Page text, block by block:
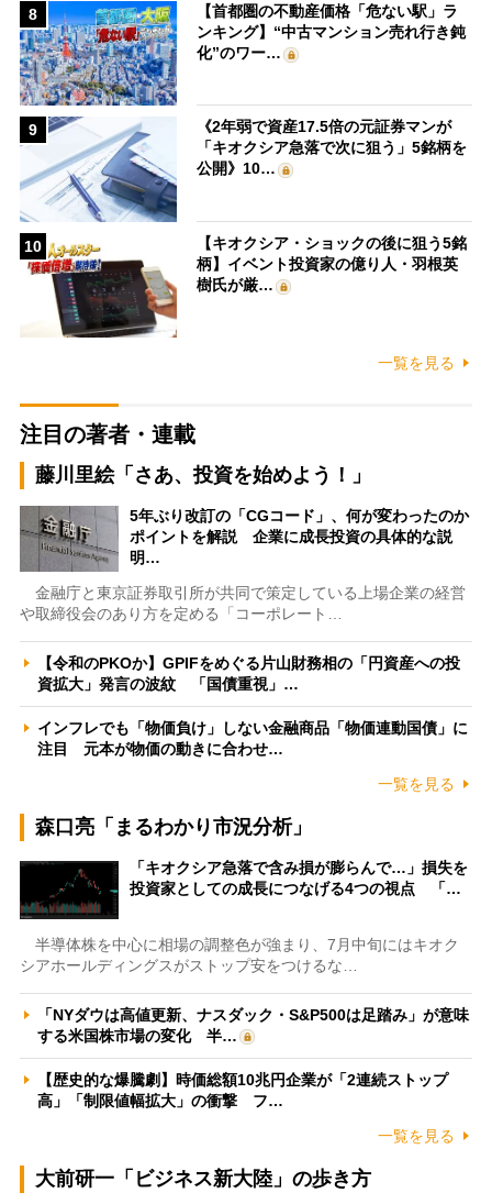
8
【首都圏の不動産価格「危ない駅」ラ
ンキング】“中古マンション売れ行き鈍
化”のワー…
9
《2年弱で資産17.5倍の元証券マンが
「キオクシア急落で次に狙う」5銘柄を
公開》10…
10
【キオクシア・ショックの後に狙う5銘
柄】イベント投資家の億り人・羽根英
樹氏が厳…
一覧を見る
注目の著者・連載
藤川里絵「さあ、投資を始めよう！」
5年ぶり改訂の「CGコード」、何が変わったのか
ポイントを解説 企業に成長投資の具体的な説
明…
金融庁と東京証券取引所が共同で策定している上場企業の経営
や取締役会のあり方を定める「コーポレート…
【令和のPKOか】GPIFをめぐる片山財務相の「円資産への投
資拡大」発言の波紋 「国債重視」…
インフレでも「物価負け」しない金融商品「物価連動国債」に
注目 元本が物価の動きに合わせ…
一覧を見る
森口亮「まるわかり市況分析」
「キオクシア急落で含み損が膨らんで…」損失を
投資家としての成長につなげる4つの視点 「…
半導体株を中心に相場の調整色が強まり、7月中旬にはキオク
シアホールディングスがストップ安をつけるな…
「NYダウは高値更新、ナスダック・S&P500は足踏み」が意味
する米国株市場の変化 半…
【歴史的な爆騰劇】時価総額10兆円企業が「2連続ストップ
高」「制限値幅拡大」の衝撃 フ…
一覧を見る
大前研一「ビジネス新大陸」の歩き方